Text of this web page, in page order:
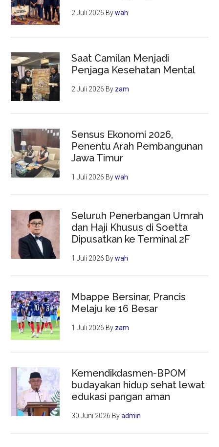
2 Juli 2026 Bywah
Saat Camilan Menjadi
Penjaga Kesehatan Mental
2 Juli 2026 By zam
Sensus Ekonomi 2026,
Penentu Arah Pembangunan
Jawa Timur
1 Juli 2026 Bywah
Seluruh Penerbangan Umrah
dan Haji Khusus di Soetta
Dipusatkan ke Terminal 2F
1 Juli 2026 Bywah
Mbappe Bersinar, Prancis
Melaju ke 16 Besar
1 Juli 2026 By zam
Kemendikdasmen-BPOM
budayakan hidup sehat lewat
edukasi pangan aman
30 Juni 2026 Byadmin